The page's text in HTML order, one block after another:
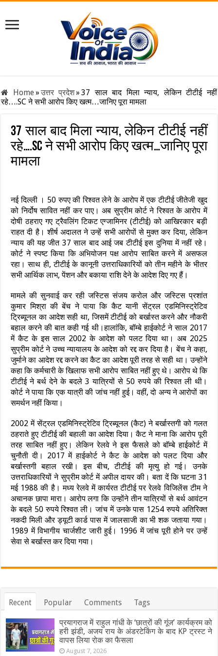
Home»उत्तर प्रदेश» 37 साल बाद मिला न्याय, लेकिन टीटीई नहीं
रहे….SC ने सभी आरोप किए खत्म…जानिए पूरा मामला
37 साल बाद मिला न्याय, लेकिन टीटीई नहीं
रहे….SC ने सभी आरोप किए खत्म…जानिए पूरा
मामला
नई दिल्ली । 50 रुपए की रिश्वत लेने के आरोप में एक टीटीई जीतेजी खुद
को निर्दोष सावित नहीं कर पाए। अब सुप्रीम कोर्ट ने रिश्वत के आरोप में
दोषी ठहराए गए ट्रैवलिंग टिकट एग्जामिनर (टीटीई) को आखिरकार बड़ी
राहत दी है। शीर्ष अदालत ने उन्हें सभी आरोपों से मुक्त कर दिया, लेकिन
न्याय की यह जीत 37 साल बाद आई जब टीटीई इस दुनिया में नहीं रहे।
कोर्ट ने स्पष्ट किया कि अभियोजन पक्ष आरोप साबित करने में असफल
रहा। साथ ही, टीटीई के कानूनी उत्तराधिकारियों को तीन महीने के भीतर
सभी आर्थिक लाभ, पेंशन और बकाया राशि देने के आदेश दिए गए हैं।
मामले की सुनवाई कर रही जस्टिस संजय करोल और जस्टिस प्रशांत
कुमार मिश्रा की बेंच ने पाया कि कैट यानी सेंट्रल एडमिनिस्ट्रेटिव
ट्रिब्यूनल का आदेश सही था, जिसमें टीटीई को बर्खास्त करने और नौकरी
बहाल करने की बात कही गई थी।हालांकि, बॉम्बे हाईकोर्ट ने साल 2017
में कैट के इस साल 2002 के आदेश को पलट दिया था। अब 2025
सुप्रीम कोर्ट ने उच्च न्यायालय के आदेश को रद्द कर दिया है। बेंच ने कहा,
जुर्माने का आदेश रद्द करने का कैट का आदेश पूरी तरह से सही था। उन्होंने
कहा कि कर्मचारी के खिलाफ सभी आरोप साबित नहीं हुए थे। आरोप थे कि
टीटीई ने बर्थ देने के बदले 3 यात्रियों से 50 रुपये की रिश्वत ली थी।
कोर्ट ने पाया कि एक यात्री की जांच नहीं हुई। वहीं, दो अन्य ने आरोपों का
समर्थन नहीं किया।
2002 में सेंट्रल एडमिनिस्ट्रेटिव ट्रिब्यूनल (कैट) ने बर्खास्तगी को गलत
ठहराते हुए टीटीई की बहाली का आदेश दिया। कैट ने माना कि आरोप पूरी
तरह साबित नहीं हुए। लेकिन रेलवे ने इस फैसले को बॉम्बे हाईकोर्ट में
चुनौती दी। 2017 में हाईकोर्ट ने कैट के आदेश को पलट दिया और
बर्खास्तगी बहाल रखी। इस बीच, टीटीई की मृत्यु हो गई। उनके
उत्तराधिकारियों ने सुप्रीम कोर्ट में अपील दायर की। बता दें कि घटना 31
मई 1988 की है। मध्य रेलवे में कार्यरत टीटीई पर रेलवे विजिलेंस टीम ने
अचानक छापा मारा। आरोप लगा कि उन्होंने तीन यात्रियों से बर्थ आवंटन
के बदले 50 रुपये रिश्वत ली। जांच में उनके पास 1254 रुपये अतिरिक्त
नकदी मिली और ड्यूटी कार्ड पास में जालसाजी का भी शक जताया गया।
1989 में विभागीय चार्जशीट जारी हुई। 1996 में जांच पूरी होने पर उन्हें
सेवा से बर्खास्त कर दिया गया।
Recent Popular Comments Tags
प्रयागराज में राहुल गांधी के ‘छात्रों की गूंज’ कार्यक्रम को
हरी झंडी, अजय राय के अंडरटेकिंग के बाद KP ट्रस्ट ने
वापस लिया रोक का फैसला
August 7, 2026